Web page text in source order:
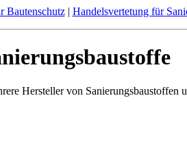
Bautenschutz| Handelsvertetung für
Hersteller von Sanierungsbaustoffen